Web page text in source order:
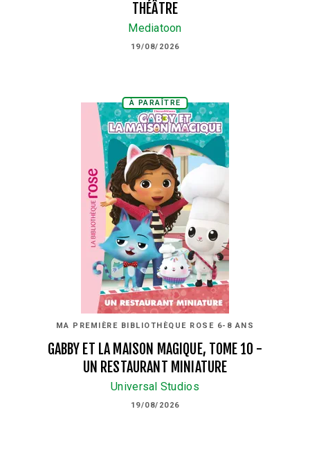
THÉÂTRE
Mediatoon
19/08/2026
À PARAÎTRE
MA PREMIÈRE BIBLIOTHÈQUE ROSE 6-8 ANS
GABBY ET LA MAISON MAGIQUE, TOME 10 -
UN RESTAURANT MINIATURE
Universal Studios
19/08/2026